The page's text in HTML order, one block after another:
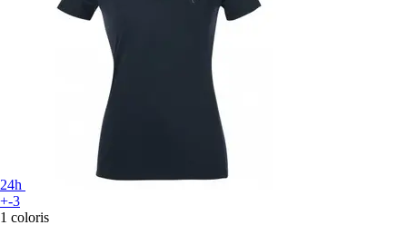
24h
+-3
1 coloris